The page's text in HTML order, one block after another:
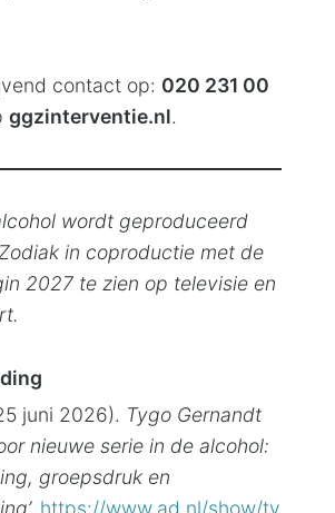
contact op: 020 231 00
ggzinterventie.nl.
wordt geproduceerd
in coproductie met de
2027 te zien op televisie en
juni 2026). Tygo Gernandt
nieuwe serie in de alcohol:
groepsdruk en
https://www.ad.nl/show/ty